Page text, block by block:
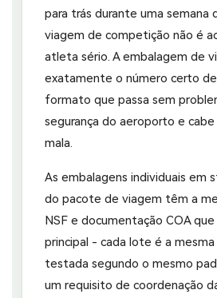
para trás durante uma semana
viagem de competição não é
atleta sério. A embalagem de
exatamente o número certo
formato que passa sem
segurança do aeroporto e
mala.
As embalagens individuais em
do pacote de viagem têm a
NSF e documentação COA
principal - cada lote é a mesma
testada segundo o mesmo
um requisito de coordenação